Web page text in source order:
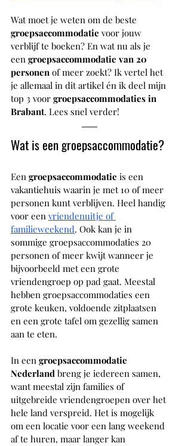
Wat moet je weten om de beste
groepsaccommodatie voor jouw
verblijf te boeken? En wat nu als je
een groepsaccommodatie van 20
personen of meer zoekt? Ik vertel het
je allemaal in dit artikel én ik deel mijn
top 3 voor groepsaccommodaties in
Brabant. Lees snel verder!
Wat is een groepsaccommodatie?
Een groepsaccommodatie is een
vakantiehuis waarin je met 10 of meer
personen kunt verblijven. Heel handig
voor een vriendenuitje of
familieweekend. Ook kan je in
sommige groepsaccommodaties 20
personen of meer kwijt wanneer je
bijvoorbeeld met een grote
vriendengroep op pad gaat. Meestal
hebben groepsaccommodaties een
grote keuken, voldoende zitplaatsen
en een grote tafel om gezellig samen
aan te eten.
In een groepsaccommodatie
Nederland breng je iedereen samen,
want meestal zijn families of
uitgebreide vriendengroepen over het
hele land verspreid. Het is mogelijk
om een locatie voor een lang weekend
af te huren, maar langer kan